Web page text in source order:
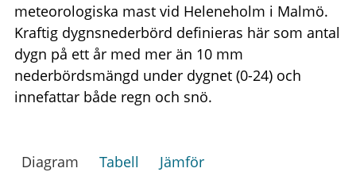
meteorologiska mast vid Heleneholm i Malmö.
Kraftig dygnsnederbörd definieras här som antal
dygn på ett år med mer än 10 mm
nederbördsmängd under dygnet (0-24) och
innefattar både regn och snö.
Diagram Tabell Jämför